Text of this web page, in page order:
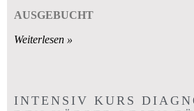
AUSGEBUCHT
Weiterlesen »
INTENSIV KURS